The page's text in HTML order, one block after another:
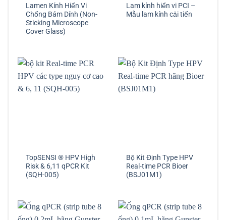
Lamen Kính Hiển Vi
Chống Bám Dính (Non-
Sticking Microscope
Cover Glass)
Lam kính hiển vi PCI –
Mẫu lam kính cải tiến
TopSENSI ® HPV High
Risk & 6,11 qPCR Kit
(SQH-005)
Bộ Kit Định Type HPV
Real-time PCR Bioer
(BSJ01M1)